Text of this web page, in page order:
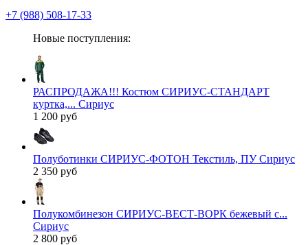
+7 (988) 508-17-33
Новые поступления:
РАСПРОДАЖА!!! Костюм СИРИУС-СТАНДАРТ
куртка,... Сириус
1 200 руб
Полуботинки СИРИУС-ФОТОН Текстиль, ПУ Сириус
2 350 руб
Полукомбинезон СИРИУС-ВЕСТ-ВОРК бежевый с...
Сириус
2 800 руб